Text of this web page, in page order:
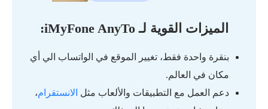
الميزات القوية لـ iMyFone AnyTo:
بنقرة واحدة فقط، تغيير الموقع في الواتساب الي أي
مكان في العالم.
دعم العمل مع التطبيقات والألعاب مثل الانستقرام،